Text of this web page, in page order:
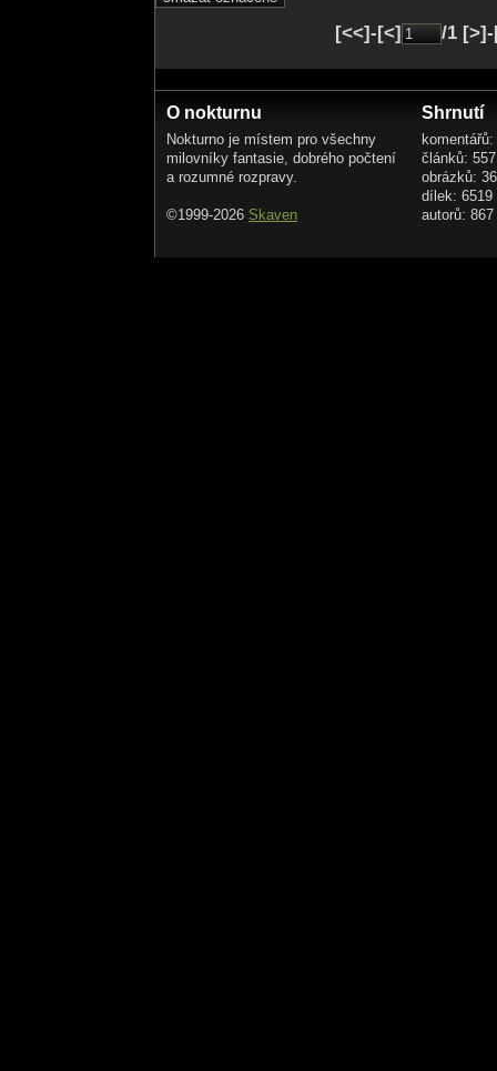
[<<]-[<] /1
O nokturnu
Nokturno je místem pro všechny
milovníky fantasie, dobrého počtení
a rozumné rozpravy.
©1999-2026 Skaven
Shrnutí
článků: 557
obrázků:
dílek: 6519
autorů: 867